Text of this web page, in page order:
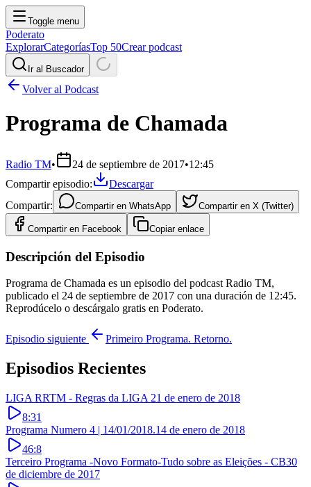
Toggle menu
Poderato
ExplorarCategoríasTop 50Crear podcast
Ir al Buscador
Volver al Podcast
Programa de Chamada
Radio TM• 24 de septiembre de 2017•12:45
Compartir episodio:
Descargar
Compartir:
Compartir en WhatsApp Compartir en X (Twitter)
Compartir en Facebook Copiar enlace
Descripción del Episodio
Programa de Chamada es un episodio del podcast Radio TM,
publicado el 24 de septiembre de 2017 con una duración de 12:45.
Reprodúcelo o descárgalo gratis en Poderato.
Episodio siguiente Primeiro Programa. Retorno.
Episodios Recientes
LIGA RRTM - Regras da LIGA 21 de enero de 2018
8:31
Programa Numero 4 | 14/01/2018.14 de enero de 2018
46:8
Terceiro Programa -Novo Formato-Tudo sobre as Eleições - CB30
de diciembre de 2017